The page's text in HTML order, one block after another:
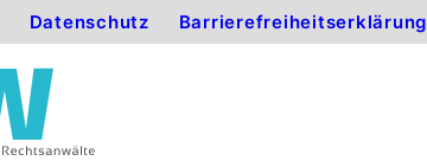
Datenschutz Barrierefreiheitserklärung